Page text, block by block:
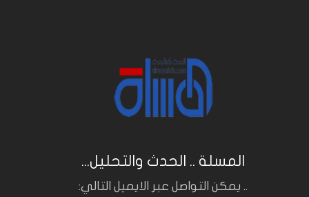
المسلة .. الحدث والتحليل...
.. يمكن التواصل عبر الايميل التالي: